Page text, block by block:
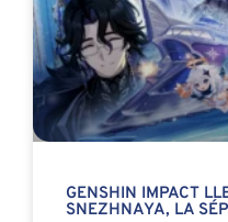
GENSHIN IMPACT
SNEZHNAYA, LA